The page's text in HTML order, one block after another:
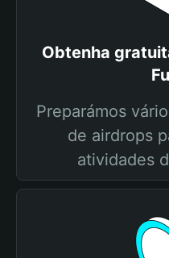
Obtenha
Preparámos
de airdrops
atividades